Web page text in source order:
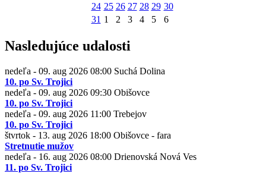
24 25 26 27 28 29 30
31 1 2 3 4 5 6
Nasledujúce udalosti
nedeľa - 09. aug 2026 08:00 Suchá Dolina
10. po Sv. Trojici
nedeľa - 09. aug 2026 09:30 Obišovce
10. po Sv. Trojici
nedeľa - 09. aug 2026 11:00 Trebejov
10. po Sv. Trojici
štvrtok - 13. aug 2026 18:00 Obišovce - fara
Stretnutie mužov
nedeľa - 16. aug 2026 08:00 Drienovská Nová Ves
11. po Sv. Trojici